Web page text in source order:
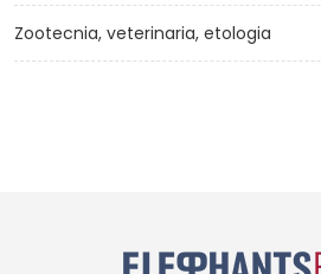
Zootecnia, veterinaria, etologia